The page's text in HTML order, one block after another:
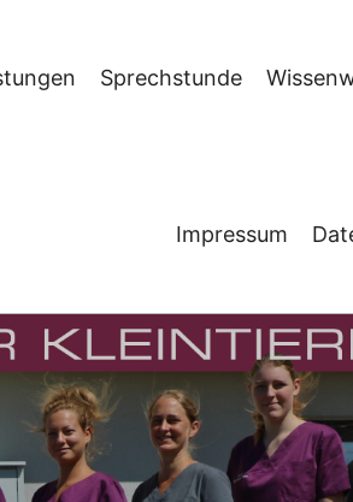
Sprechstunde
Impressum